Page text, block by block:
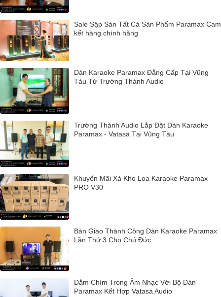
Sale Sập Sàn Tất Cả Sản Phẩm Paramax Cam
kết hàng chính hãng
Dàn Karaoke Paramax Đẳng Cấp Tại Vũng
Tàu Từ Trường Thành Audio
Trường Thành Audio Lắp Đặt Dàn Karaoke
Paramax - Vatasa Tại Vũng Tàu
Khuyến Mãi Xả Kho Loa Karaoke Paramax
PRO V30
Bàn Giao Thành Công Dàn Karaoke Paramax
Lần Thứ 3 Cho Chú Đức
Đắm Chìm Trong Âm Nhạc Với Bộ Dàn
Paramax Kết Hợp Vatasa Audio